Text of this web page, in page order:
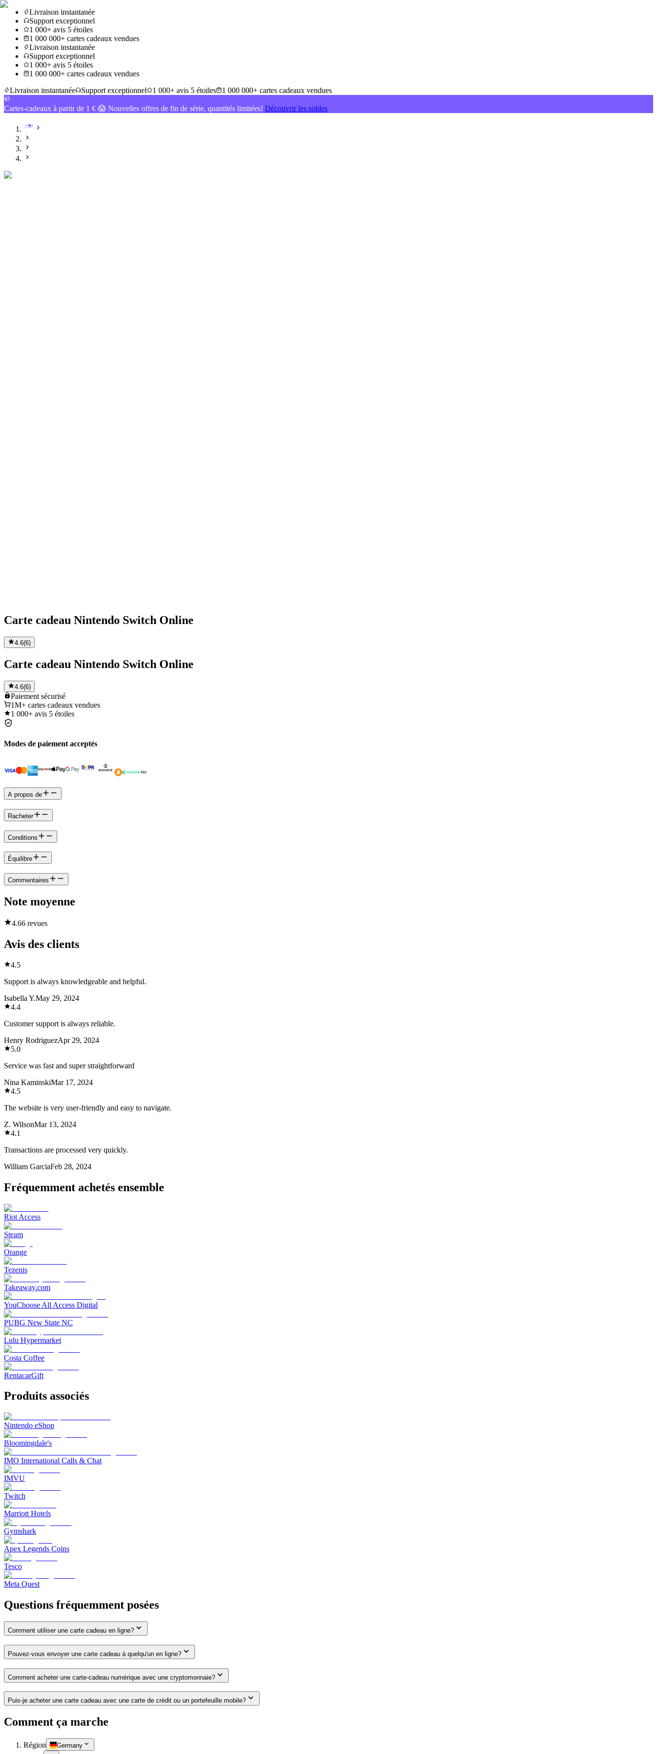
Livraison instantanée
Support exceptionnel
1 000+ avis 5 étoiles
1 000 000+ cartes cadeaux vendues
Livraison instantanée
Support exceptionnel
1 000+ avis 5 étoiles
1 000 000+ cartes cadeaux vendues
Livraison instantanée
Support exceptionnel 1 000+ avis 5 étoiles 1 000 000+ cartes cadeaux vendues
Cartes-cadeaux à partir de 1 € 😱 Nouvelles offres de fin de série, quantités limitées! Découvrir les soldes
Carte cadeau Nintendo Switch Online
4.6(6)
Carte cadeau Nintendo Switch Online
4.6(6)
Paiement sécurisé
1M+ cartes cadeaux vendues
1 000+ avis 5 étoiles
Modes de paiement acceptés
A propos de
Racheter
Conditions
Équilibre
Commentaires
Note moyenne
4.66 revues
Avis des clients
4.5
Support is always knowledgeable and helpful.
Isabella Y.May 29, 2024
4.4
Customer support is always reliable.
Henry RodriguezApr 29, 2024
5.0
Service was fast and super straightforward
Nina KaminskiMar 17, 2024
4.5
The website is very user-friendly and easy to navigate.
Z. WilsonMar 13, 2024
4.1
Transactions are processed very quickly.
William GarciaFeb 28, 2024
Fréquemment achetés ensemble
Riot Access
Steam
Orange
Tezenis
Takeaway.com
YouChoose All Access Digital
PUBG New State NC
Lulu Hypermarket
Costa Coffee
RentacarGift
Produits associés
Nintendo eShop
Bloomingdale's
IMO International Calls & Chat
IMVU
Twitch
Marriott Hotels
Gymshark
Apex Legends Coins
Tesco
Meta Quest
Questions fréquemment posées
Comment utiliser une carte cadeau en ligne?
Pouvez-vous envoyer une carte cadeau à quelqu'un en ligne?
Comment acheter une carte-cadeau numérique avec une cryptomonnaie?
Puis-je acheter une carte cadeau avec une carte de crédit ou un portefeuille mobile?
Comment ça marche
Région Germany